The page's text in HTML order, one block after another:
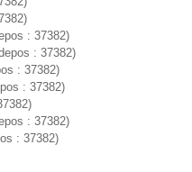
: 37382)
: 37382)
: 37382)
: 37382)
: 37382)
: 37382)